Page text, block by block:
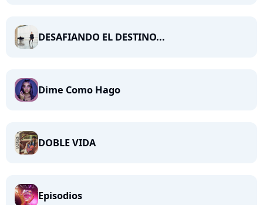
DESAFIANDO EL DESTINO...
Dime Como Hago
DOBLE VIDA
Episodios